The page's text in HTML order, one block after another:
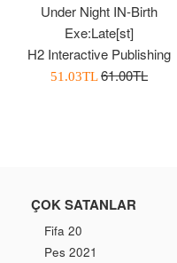
Under Night IN-Birth
Exe:Late[st]
H2 Interactive Publishing
İndirimli
51.03TLNormal
61.00TL
ÇOK SATANLAR
Fifa 20
Pes 2021